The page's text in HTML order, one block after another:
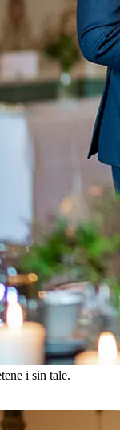
i sin tale.